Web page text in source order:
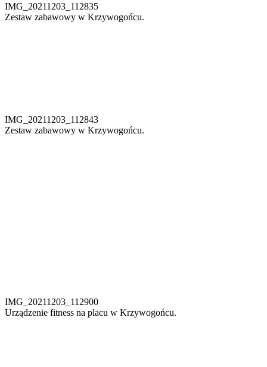
IMG_20211203_112835
Zestaw zabawowy w Krzywogońcu.
IMG_20211203_112843
Zestaw zabawowy w Krzywogońcu.
IMG_20211203_112900
Urządzenie fitness na placu w Krzywogońcu.